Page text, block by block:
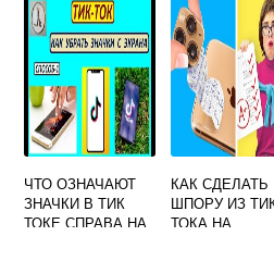
ЧТО ОЗНАЧАЮТ
ЗНАЧКИ В ТИК
ТОКЕ СПРАВА НА
КАК СДЕЛАТЬ
ШПОРУ ИЗ
ТОКА НА